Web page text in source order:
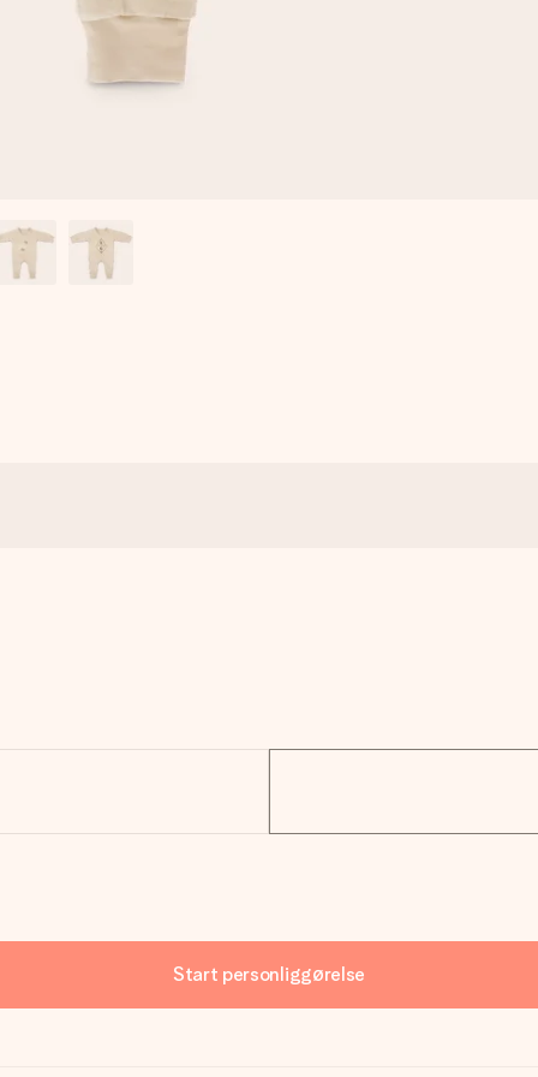
Start personliggørelse